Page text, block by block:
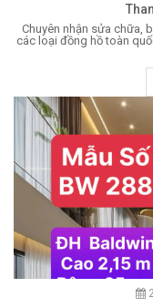
Chuyên nhận sửa chữa,
các loại đồng hồ toàn